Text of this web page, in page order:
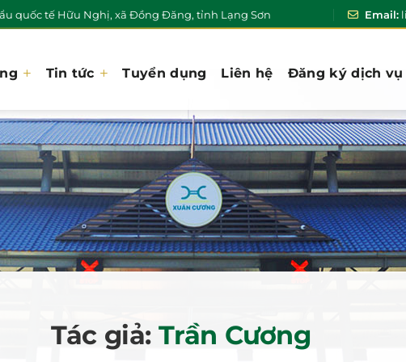
quốc tế Hữu Nghị, xã Đồng Đăng, tỉnh Lạng Sơn Email:
Tin tức Tuyển dụng Liên hệ Đăng ký dịch vụ
Tác giả: Trần Cương